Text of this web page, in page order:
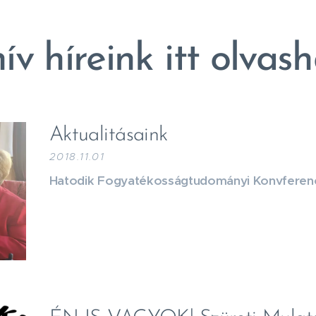
híreink itt
Aktualitásaink
2018.11.01
Hatodik Fogyatékosságtudományi